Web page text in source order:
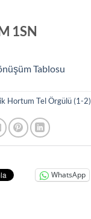
1SN
Tablosu
Hortum Tel Örgülü (1-2)
WhatsApp